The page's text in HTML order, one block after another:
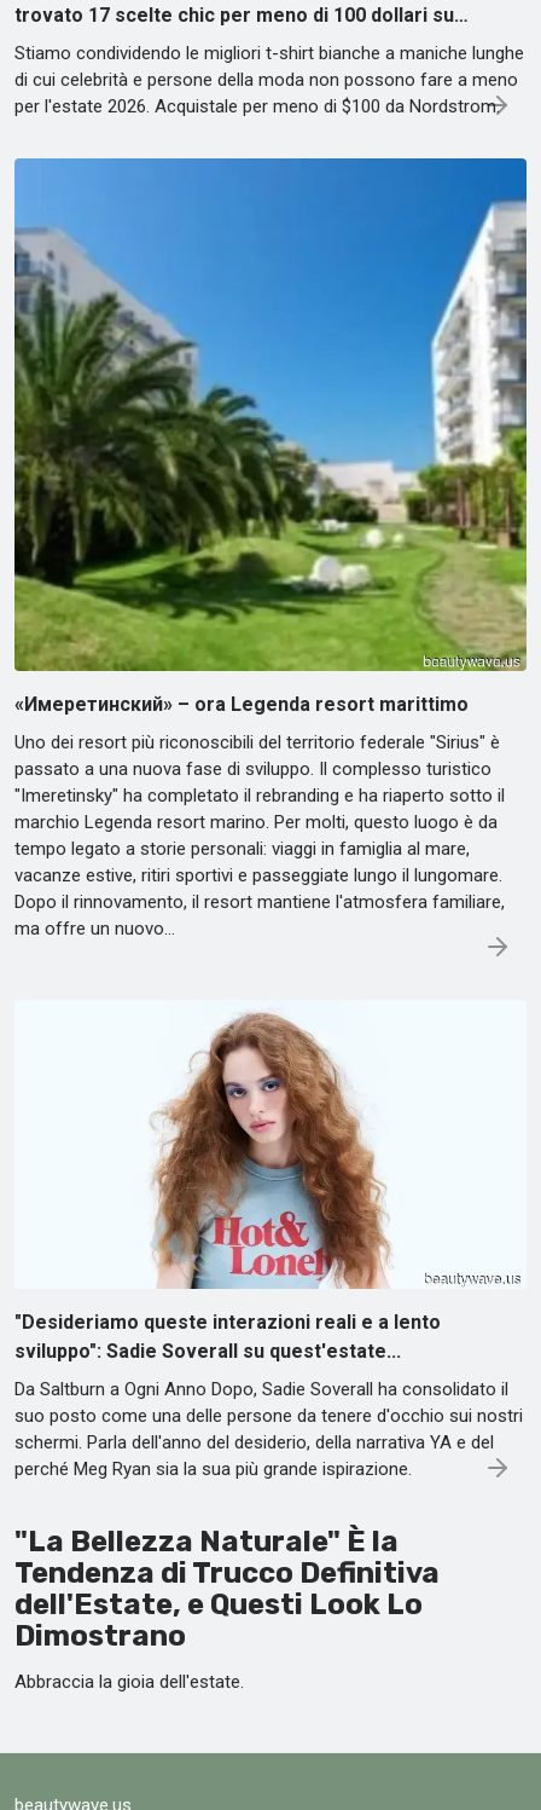
trovato 17 scelte chic per meno di 100 dollari su…
Stiamo condividendo le migliori t-shirt bianche a maniche lunghe
di cui celebrità e persone della moda non possono fare a meno
per l'estate 2026. Acquistale per meno di $100 da Nordstrom.
«Имеретинский» – ora Legenda resort marittimo
Uno dei resort più riconoscibili del territorio federale "Sirius" è
passato a una nuova fase di sviluppo. Il complesso turistico
"Imeretinsky" ha completato il rebranding e ha riaperto sotto il
marchio Legenda resort marino. Per molti, questo luogo è da
tempo legato a storie personali: viaggi in famiglia al mare,
vacanze estive, ritiri sportivi e passeggiate lungo il lungomare.
Dopo il rinnovamento, il resort mantiene l'atmosfera familiare,
ma offre un nuovo…
"Desideriamo queste interazioni reali e a lento
sviluppo": Sadie Soverall su quest'estate...
Da Saltburn a Ogni Anno Dopo, Sadie Soverall ha consolidato il
suo posto come una delle persone da tenere d'occhio sui nostri
schermi. Parla dell'anno del desiderio, della narrativa YA e del
perché Meg Ryan sia la sua più grande ispirazione.
"La Bellezza Naturale" È la
Tendenza di Trucco Definitiva
dell'Estate, e Questi Look Lo
Dimostrano
Abbraccia la gioia dell'estate.
beautywave.us